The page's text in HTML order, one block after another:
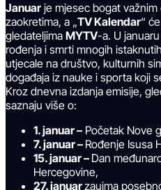
Januar je mjesec bogat
zaokretima, a „TV Kalendar“
gledateljima MYTV-a. U
rođenja i smrti mnogih
utjecale na društvo, kulturnih
događaja iz nauke i sporta koji
Kroz dnevna izdanja emisije,
saznaju više o:
1. januar – Početak Nove
7. januar – Rođenje Isusa
15. januar – Dan
Hercegovine,
27. januarzauima